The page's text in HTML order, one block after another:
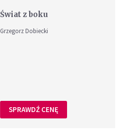
Świat z boku
Grzegorz Dobiecki
SPRAWDŹ CENĘ